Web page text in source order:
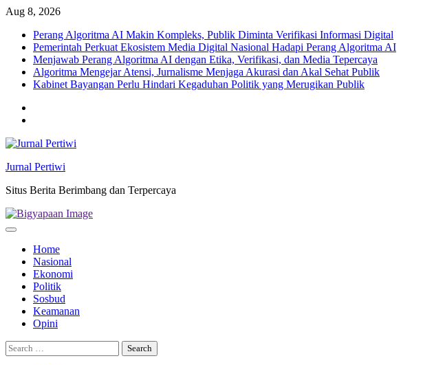
Skip
content
Aug 8, 2026
Perang Algoritma AI Makin Kompleks, Publik Diminta Verifikasi Informasi Digital
Pemerintah Perkuat Ekosistem Media Digital Nasional Hadapi Perang Algoritma AI
Menjawab Perang Algoritma AI dengan Etika, Verifikasi, dan Media Tepercaya
Algoritma Mengejar Atensi, Jurnalisme Menjaga Akurasi dan Akal Sehat Publik
Kabinet Bayangan Perlu Hindari Kegaduhan Politik yang Merugikan Publik
Jurnal Pertiwi
Situs Berita Berimbang dan Terpercaya
Home
Nasional
Ekonomi
Politik
Sosbud
Keamanan
Opini
Search
for: